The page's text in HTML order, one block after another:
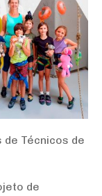
Técnicos de
de